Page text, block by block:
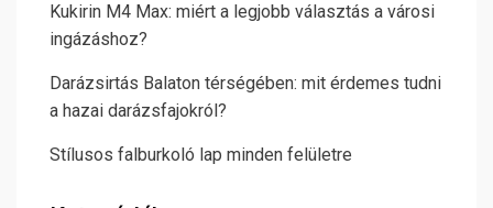
Kukirin M4 Max: miért a legjobb választás a városi
ingázáshoz?
Darázsirtás Balaton térségében: mit érdemes tudni
a hazai darázsfajokról?
Stílusos falburkoló lap minden felületre